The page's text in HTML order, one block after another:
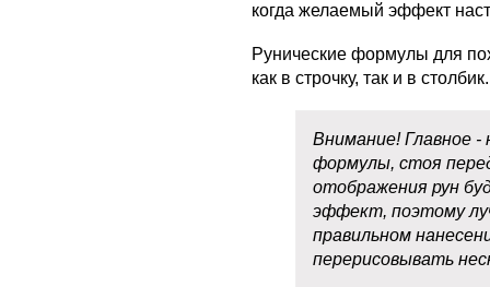
когда желаемый эффект
Рунические формулы для
как в строчку, так и в столбик.
Внимание! Главное -
формулы, стоя
отображения рун
эффект, поэтому
правильном
перерисовывать